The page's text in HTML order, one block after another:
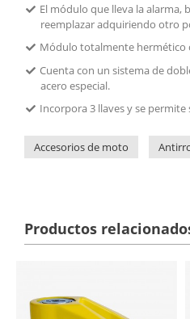
El módulo que lleva la alarma,
reemplazar adquiriendo otro
Módulo totalmente hermético
Cuenta con un sistema de
acero especial.
Incorpora 3 llaves y se
Accesorios de moto
Productos